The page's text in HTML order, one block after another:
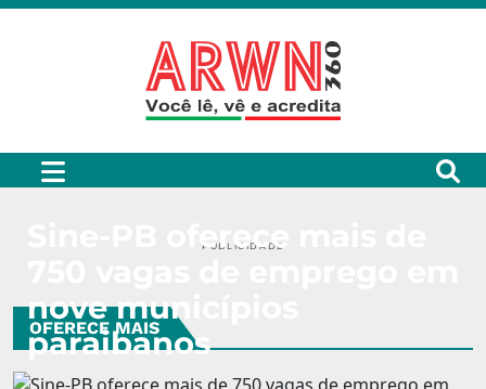
PUBLICIDADE
OFERECE MAIS
Sine-PB oferece mais de
nove municípios
paraibanos